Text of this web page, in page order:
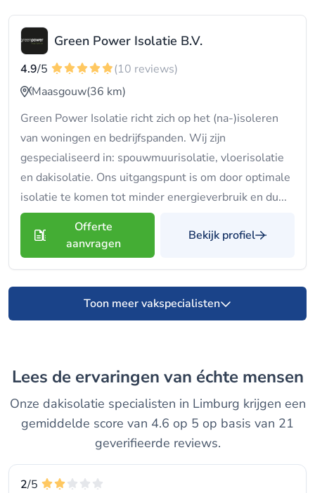
Green Power Isolatie B.V.
4.9/5
(10 reviews)
Maasgouw(36 km)
Green Power Isolatie richt zich op het (na-)isoleren
van woningen en bedrijfspanden. Wij zijn
gespecialiseerd in: spouwmuurisolatie, vloerisolatie
en dakisolatie. Ons uitgangspunt is om door optimale
isolatie te komen tot minder energieverbruik en du...
Offerte
aanvragen
Bekijk profiel
Toon meer vakspecialisten
Lees de ervaringen van échte mensen
Onze dakisolatie specialisten in Limburg krijgen een
gemiddelde score van 4.6 op 5 op basis van 21
geverifieerde reviews.
2/5